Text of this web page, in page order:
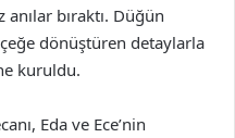
bıraktı. Düğün
dönüştüren detaylarla
kuruldu.
Eda ve Ece’nin